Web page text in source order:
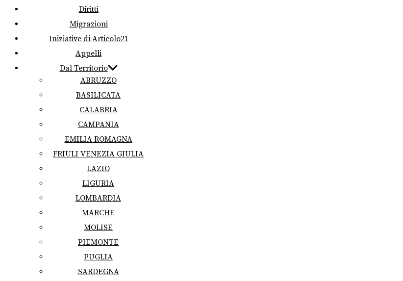
Diritti
Migrazioni
Iniziative di Articolo21
Appelli
Dal Territorio
ABRUZZO
BASILICATA
CALABRIA
CAMPANIA
EMILIA ROMAGNA
FRIULI VENEZIA GIULIA
LAZIO
LIGURIA
LOMBARDIA
MARCHE
MOLISE
PIEMONTE
PUGLIA
SARDEGNA